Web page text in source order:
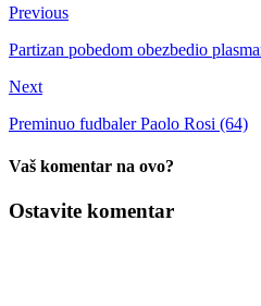
Previous
Partizan pobedom obezbedio
Next
Preminuo fudbaler Paolo Rosi (64)
Vaš komentar na ovo?
Ostavite komentar